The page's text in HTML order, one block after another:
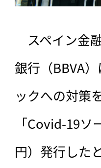
スペイン金
銀行（BBVA
ックへの対策
「Covid-19
円）発行した